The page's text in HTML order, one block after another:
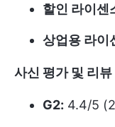
할인 라이센
상업용 라이
사신 평가 및 리뷰
G2: 4.4/5